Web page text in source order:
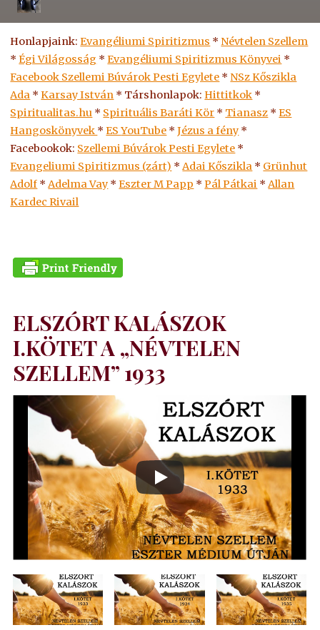
Honlapjaink:Evangéliumi Spiritizmus * Névtelen Szellem
*Égi Világosság *Evangéliumi Spiritizmus Könyvei *
Facebook Szellemi Búvárok Pesti Egylete * NSz Kőszikla
Ada *Karsay István * Társhonlapok:Hittitkok *
Spiritualitas.hu * Spirituális Baráti Kör * Tianasz *ES
Hangoskönyvek *ESYouTube *Jézus a fény *
Facebookok: Szellemi Búvárok Pesti Egylete *
Evangeliumi Spiritizmus (zárt) *Adai Kőszikla * Grünhut
Adolf *Adelma Vay *Eszter M Papp *Pál Pátkai *Allan
Kardec Rivail
ELSZÓRT KALÁSZOK
I.KÖTET A „NÉVTELEN
SZELLEM” 1933